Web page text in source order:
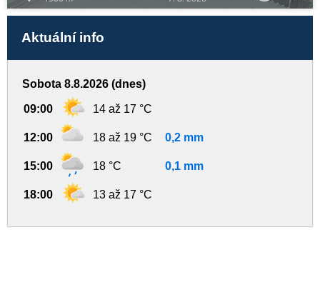
Aktuální info
Sobota 8.8.2026 (dnes)
09:00 14 až 17 °C
12:00 18 až 19 °C 0,2 mm
15:00 18 °C 0,1 mm
18:00 13 až 17 °C